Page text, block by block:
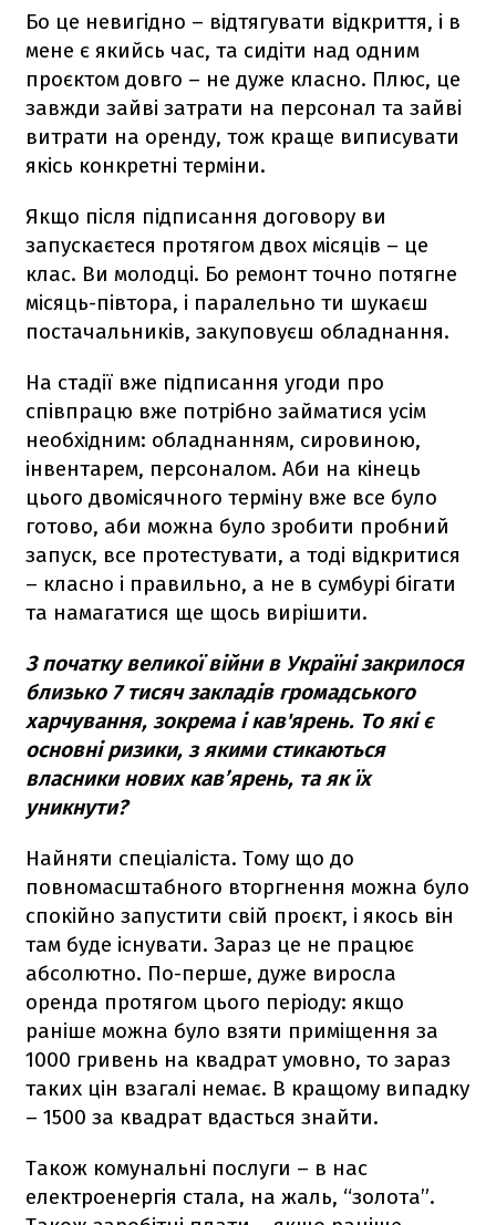
Бо це невигідно – відтягувати відкриття, і в
мене є якийсь час, та сидіти над одним
проєктом довго – не дуже класно. Плюс, це
завжди зайві затрати на персонал та зайві
витрати на оренду, тож краще виписувати
якісь конкретні терміни.
Якщо після підписання договору ви
запускаєтеся протягом двох місяців – це
клас. Ви молодці. Бо ремонт точно потягне
місяць-півтора, і паралельно ти шукаєш
постачальників, закуповуєш обладнання.
На стадії вже підписання угоди про
співпрацю вже потрібно займатися усім
необхідним: обладнанням, сировиною,
інвентарем, персоналом. Аби на кінець
цього двомісячного терміну вже все було
готово, аби можна було зробити пробний
запуск, все протестувати, а тоді відкритися
– класно і правильно, а не в сумбурі бігати
та намагатися ще щось вирішити.
З початку великої війни в Україні закрилося
близько 7 тисяч закладів громадського
харчування, зокрема і кав'ярень. То які є
основні ризики, з якими стикаються
власники нових кав’ярень, та як їх
уникнути?
Найняти спеціаліста. Тому що до
повномасштабного вторгнення можна було
спокійно запустити свій проєкт, і якось він
там буде існувати. Зараз це не працює
абсолютно. По-перше, дуже виросла
оренда протягом цього періоду: якщо
раніше можна було взяти приміщення за
1000 гривень на квадрат умовно, то зараз
таких цін взагалі немає. В кращому випадку
– 1500 за квадрат вдасться знайти.
Також комунальні послуги – в нас
електроенергія стала, на жаль, “золота”.